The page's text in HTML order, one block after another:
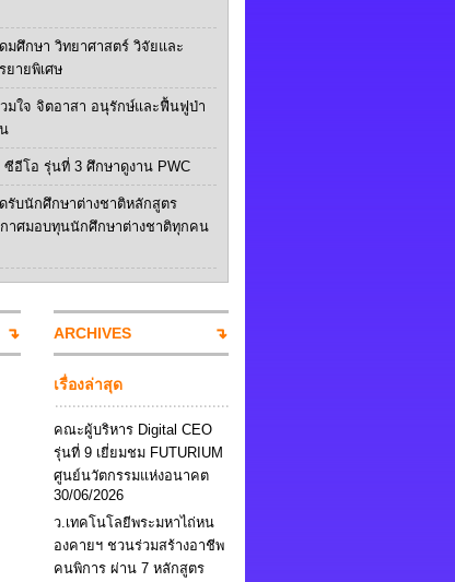
มศึกษา วิทยาศาสตร์ วิจัยและ
ยายพิเศษ
มใจ จิตอาสา อนุรักษ์และฟื้นฟูป่า
อีโอ รุ่นที่ 3 ศึกษาดูงาน PWC
รับนักศึกษาต่างชาติหลักสูตร
าศมอบทุนนักศึกษาต่างชาติทุกคน
ARCHIVES
เรื่องล่าสุด
คณะผู้บริหาร Digital CEO
รุ่นที่ 9 เยี่ยมชม FUTURIUM
ศูนย์นวัตกรรมแห่งอนาคต
30/06/2026
ว.เทคโนโลยีพระมหาไถ่หน
องคายฯ ชวนร่วมสร้างอาชีพ
คนพิการ ผ่าน 7 หลักสูตร